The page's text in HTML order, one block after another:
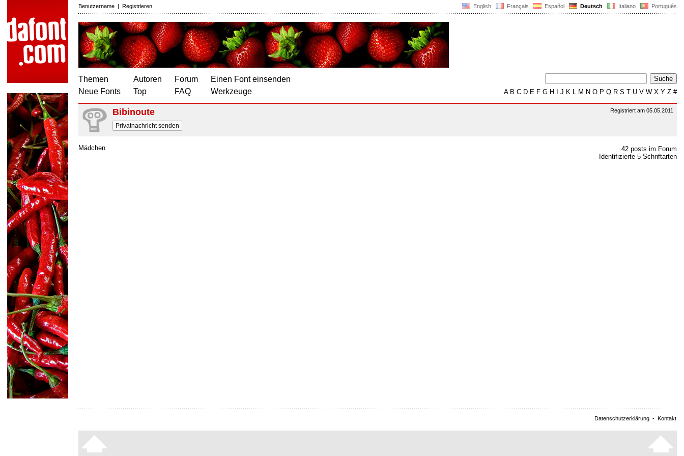
English Français Español Deutsch Italiano Português
Benutzername | Registrieren
Themen
Neue Fonts
Autoren
Top
Forum
FAQ
Einen Font einsenden
Werkzeuge
AB C D E F G H J K L M N O P Q R S T U V W X Y Z #
Registriert am 05.05.2011
Bibinoute
Privatnachricht senden
42 posts im Forum
Identifizierte 5 Schriftarten
Mädchen
Datenschutzerklärung - Kontakt